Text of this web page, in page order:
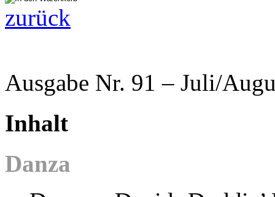
zurück
Ausgabe Nr. 91 – Juli/
Inhalt
Danza